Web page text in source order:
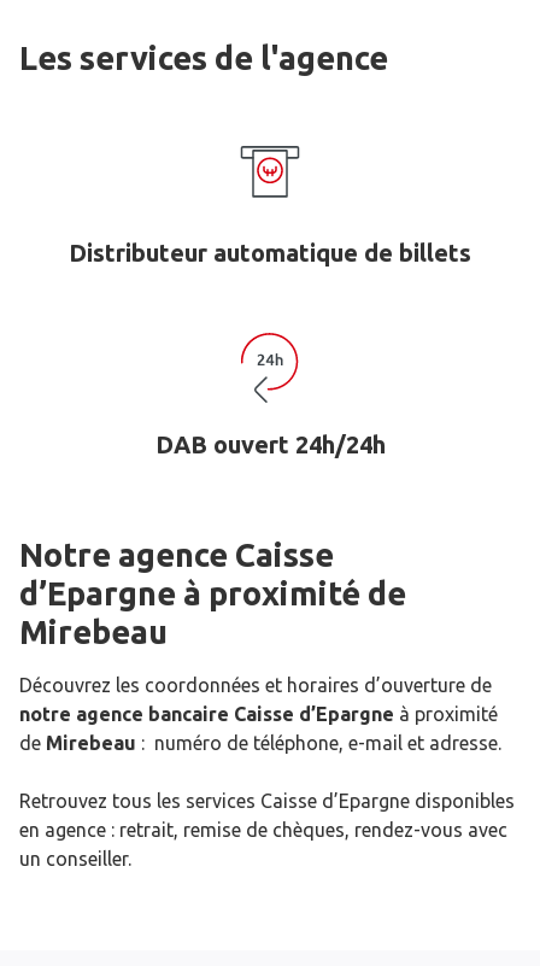
Les services de l'agence
Distributeur automatique de billets
DAB ouvert 24h/24h
Notre agence Caisse
d’Epargne à proximité de
Mirebeau
Découvrez les coordonnées et horaires d’ouverture de
notre agence bancaire Caisse d’Epargne à proximité
de Mirebeau : numéro de téléphone, e-mail et adresse.
Retrouvez tous les services Caisse d’Epargne disponibles
en agence : retrait, remise de chèques, rendez-vous avec
un conseiller.